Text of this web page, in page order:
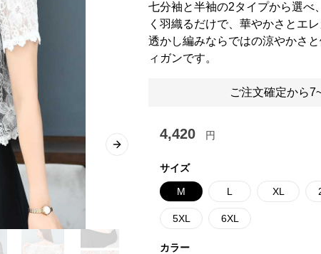
Next slide
七分袖と半袖の2タイプから選べ
く羽織るだけで、華やかさとエ
透かし編みならではの涼やかさ
ィガンです。
ご注文確定から
4,420 円
サイズ
M L XL
5XL 6XL
カラー